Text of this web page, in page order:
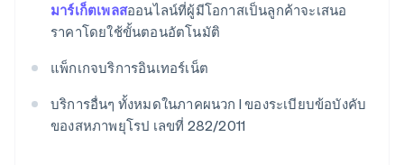
มาร์เก็ตเพลสออนไลน์ที่ผู้มีโอกาสเป็นลูกค้าจะเสนอ
ราคาโดยใช้ขั้นตอนอัตโนมัติ
แพ็กเกจบริการอินเทอร์เน็ต
บริการอื่นๆ ทั้งหมดในภาคผนวก I ของระเบียบข้อบังคับ
ของสหภาพยุโรป เลขที่ 282/2011